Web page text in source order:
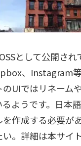
として公開さ
、Instagram
のUIではリネーム
るようです。日本
を作成する必要が
い。詳細は本サイ